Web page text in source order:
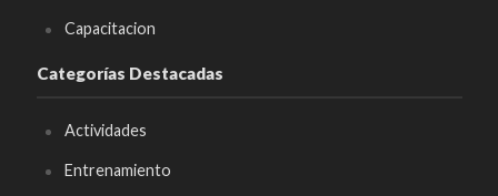
Capacitacion
Categorías Destacadas
Actividades
Entrenamiento